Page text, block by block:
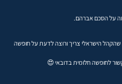
שהקהל הישראלי צריך ורוצה לדעת על חופשה
לחופשה חלומית בדובאי 😍